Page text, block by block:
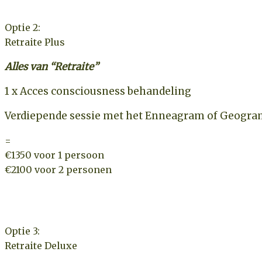
Optie 2:
Retraite Plus
Alles van “Retraite”
1 x Acces consciousness behandeling
Verdiepende sessie met het Enneagram of
=
€1350 voor 1 persoon
€2100 voor 2 personen
Optie 3:
Retraite Deluxe